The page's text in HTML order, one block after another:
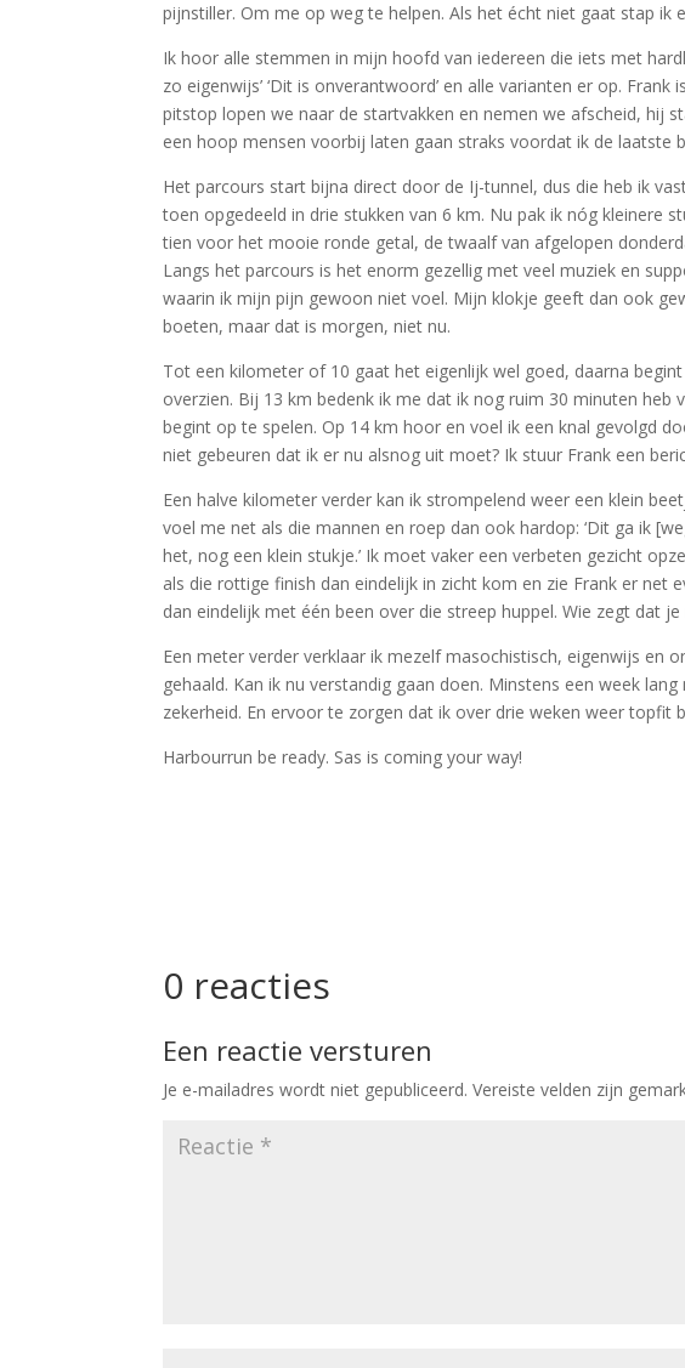
pijnstiller. Om me op weg te helpen. Als het écht niet gaat stap ik
Ik hoor alle stemmen in mijn hoofd van iedereen die iets met
zo eigenwijs’ ‘Dit is onverantwoord’ en alle varianten er op.
pitstop lopen we naar de startvakken en nemen we afscheid, hij
een hoop mensen voorbij laten gaan straks voordat ik de laatste
Het parcours start bijna direct door de Ij-tunnel, dus die heb ik
toen opgedeeld in drie stukken van 6 km. Nu pak ik nóg kleinere
tien voor het mooie ronde getal, de twaalf van afgelopen
Langs het parcours is het enorm gezellig met veel muziek en
waarin ik mijn pijn gewoon niet voel. Mijn klokje geeft dan ook
boeten, maar dat is morgen, niet nu.
Tot een kilometer of 10 gaat het eigenlijk wel goed, daarna
overzien. Bij 13 km bedenk ik me dat ik nog ruim 30 minuten
begint op te spelen. Op 14 km hoor en voel ik een knal gevolgd
niet gebeuren dat ik er nu alsnog uit moet? Ik stuur Frank een
Een halve kilometer verder kan ik strompelend weer een klein
voel me net als die mannen en roep dan ook hardop: ‘Dit ga ik
het, nog een klein stukje.’ Ik moet vaker een verbeten gezicht
als die rottige finish dan eindelijk in zicht kom en zie Frank er
dan eindelijk met één been over die streep huppel. Wie zegt dat
Een meter verder verklaar ik mezelf masochistisch, eigenwijs en
gehaald. Kan ik nu verstandig gaan doen. Minstens een week
zekerheid. En ervoor te zorgen dat ik over drie weken weer topfit
Harbourrun be ready. Sas is coming your way!
0 reacties
Een reactie versturen
Je e-mailadres wordt niet gepubliceerd. Vereiste velden zijn